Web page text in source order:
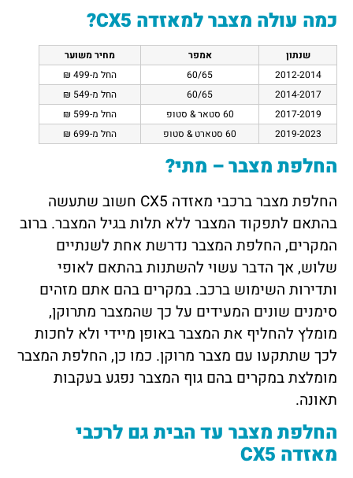
כמה עולה מצבר למאזדה CX5?
שנתון אמפר
מחיר משוער
2012-2014
60/65
החל מ-499 ₪
2014-2017
60/65
החל מ-549 ₪
2017-2019
60 סטאר & סטופ
החל מ-599 ₪
2019-2023
60 סטארט & סטופ החל מ-699 ₪
החלפת מצבר – מתי?
החלפת מצבר ברכבי מאזדה CX5 חשוב שתעשה
בהתאם לתפקוד המצבר ללא תלות בגיל המצבר. ברוב
המקרים, החלפת המצבר נדרשת אחת לשנתיים
שלוש, אך הדבר עשוי להשתנות בהתאם לאופי
ותדירות השימוש ברכב. במקרים בהם אתם מזהים
סימנים שונים המעידים על כך שהמצבר מתרוקן,
מומלץ להחליף את המצבר באופן מיידי ולא לחכות
לכך שתתקעו עם מצבר מרוקן. כמו כן, החלפת המצבר
מומלצת במקרים בהם גוף המצבר נפגע בעקבות
תאונה.
החלפת מצבר עד הבית גם לרכבי
מאזדה CX5